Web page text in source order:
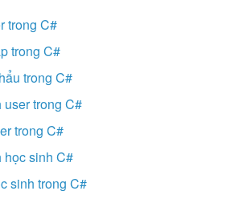
trong C#
trong C#
trong C#
trong C#
trong C#
học sinh C#
sinh trong C#